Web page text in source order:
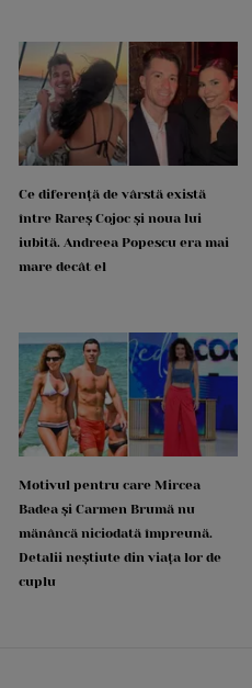
Ce diferență de vârstă există
între Rareș Cojoc și noua lui
iubită. Andreea Popescu era mai
mare decât el
Motivul pentru care Mircea
Badea și Carmen Brumă nu
mănâncă niciodată împreună.
Detalii neștiute din viața lor de
cuplu